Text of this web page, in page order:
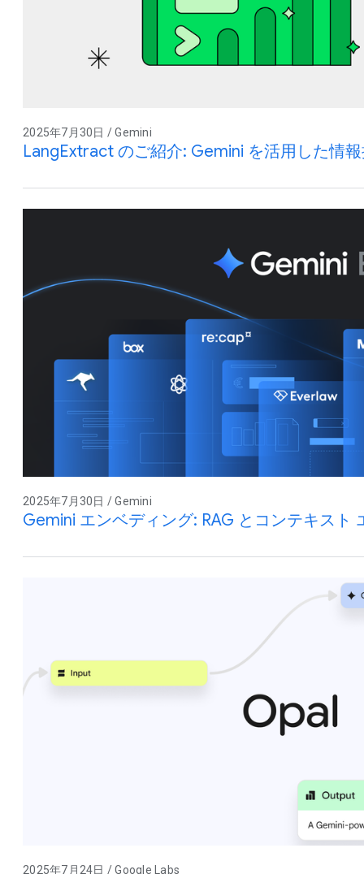
2025年7月30日 / Gemini
LangExtract のご紹介: Gemini を活用した情
2025年7月30日 / Gemini
Gemini エンベディング: RAG とコンテキスト
2025年7月24日 / Google Labs